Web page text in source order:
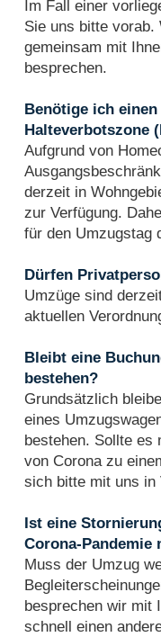
Im Fall einer
Sie uns bitte vorab.
gemeinsam mit
besprechen.
Benötige ich
Halteverbotszone
Aufgrund von
derzeit in
zur Verfügung.
für den Umzugstag
Dürfen
Umzüge sind
aktuellen
Bleibt eine
bestehen?
Grundsätzlich
eines
bestehen. Sollte es
von Corona zu
sich bitte mit uns in
Ist eine
Corona-Pandemie
Muss der Umzug
besprechen wir mit
schnell einen